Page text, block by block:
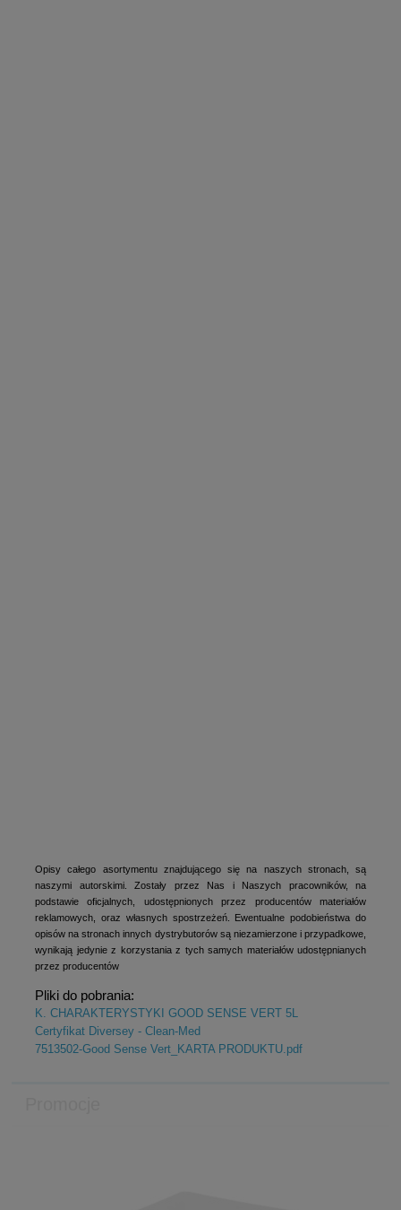
Opisy całego asortymentu znajdującego się na naszych stronach, są
naszymi autorskimi. Zostały przez Nas i Naszych pracowników, na
podstawie oficjalnych, udostępnionych przez producentów materiałów
reklamowych, oraz własnych spostrzeżeń. Ewentualne podobieństwa do
opisów na stronach innych dystrybutorów są niezamierzone i przypadkowe,
wynikają jedynie z korzystania z tych samych materiałów udostępnianych
przez producentów
Pliki do pobrania:
K. CHARAKTERYSTYKI GOOD SENSE VERT 5L
Certyfikat Diversey - Clean-Med
7513502-Good Sense Vert_KARTA PRODUKTU.pdf